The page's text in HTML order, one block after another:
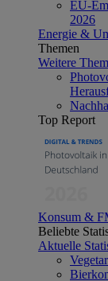
EU-
2026
Energie &
Themen
Weitere
Top Report
Konsum &
Beliebte
Aktuelle